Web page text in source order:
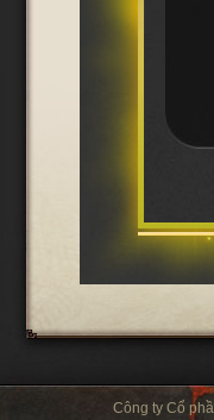
Công ty Cổ